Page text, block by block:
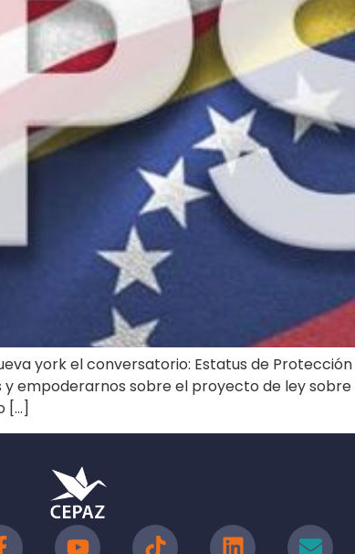
york el conversatorio: Estatus de
empoderarnos sobre el proyecto de ley
[…]